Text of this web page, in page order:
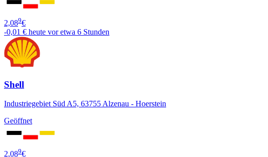
2,089€
-0,01 € heute vor etwa 6 Stunden
Shell
Industriegebiet Süd A5, 63755 Alzenau - Hoerstein
Geöffnet
2,089€